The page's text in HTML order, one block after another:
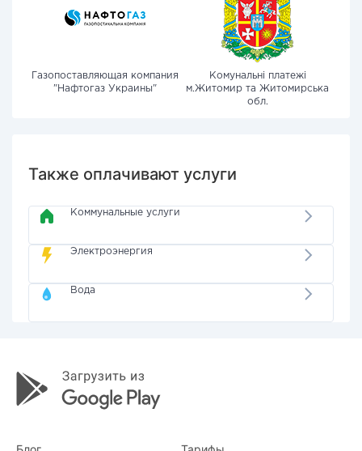
Газопоставляющая компания
"Нафтогаз Украины"
Комунальні платежі
м.Житомир та Житомирська
обл.
Также оплачивают услуги
Коммунальные услуги
Электроэнергия
Вода